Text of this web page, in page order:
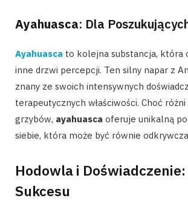
Ayahuasca: Dla
Ayahuasca to kolejna substancja, która
inne drzwi percepcji. Ten silny napar z
znany ze swoich intensywnych
terapeutycznych właściwości. Choć różni
grzybów, ayahuasca oferuje unikalną
siebie, która może być równie
Hodowla i
Sukcesu